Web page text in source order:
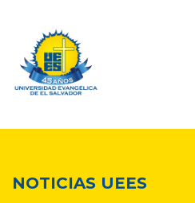
NOTICIAS UEES